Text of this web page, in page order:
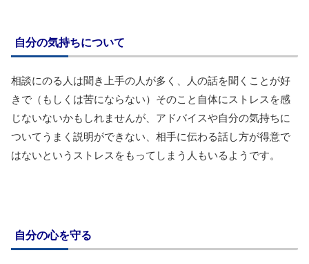
自分の気持ちについて
相談にのる人は聞き上手の人が多く、人の話を聞くことが好
きで（もしくは苦にならない）そのこと自体にストレスを感
じないないかもしれませんが、アドバイスや自分の気持ちに
ついてうまく説明ができない、相手に伝わる話し方が得意で
はないというストレスをもってしまう人もいるようです。
自分の心を守る